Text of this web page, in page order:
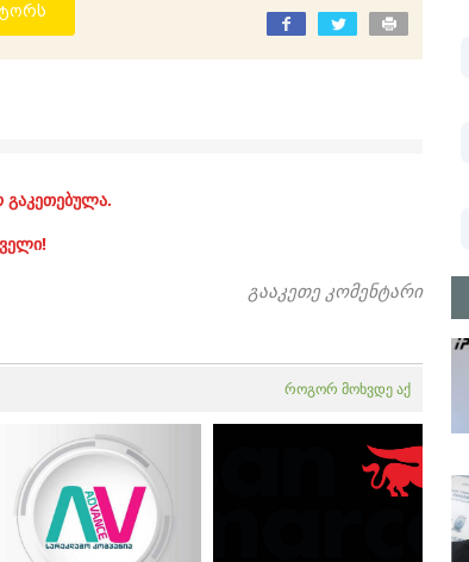
გაკეთებულა.
გააკეთე კომენტარი
როგორ მოხვდე აქ